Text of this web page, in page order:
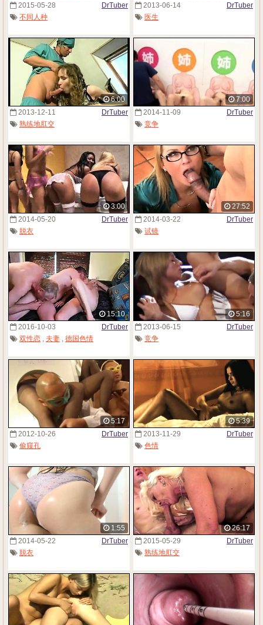
2015-05-28
DrTuber
不同人种
2013-06-14
DrTuber
医生
6:00
2013-12-11
DrTuber
熟练地肛交
7:00
2014-11-09
DrTuber
竞争
3:00
2014-05-20
DrTuber
脱衣
27:52
2014-03-22
DrTuber
试镜
15:10
2016-10-03
DrTuber
双性恋
夫妻 德国色情
5:16
2013-06-15
DrTuber
竞争
5:17
2012-10-26
DrTuber
偷窥孔
5:39
2013-11-29
DrTuber
色情
1:55
2014-05-22
DrTuber
脱衣
26:17
2015-05-29
DrTuber
熟练地肛交